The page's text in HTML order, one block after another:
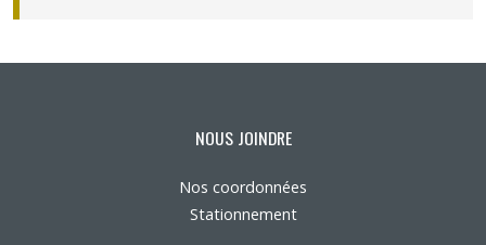
NOUS JOINDRE
Nos coordonnées
Stationnement